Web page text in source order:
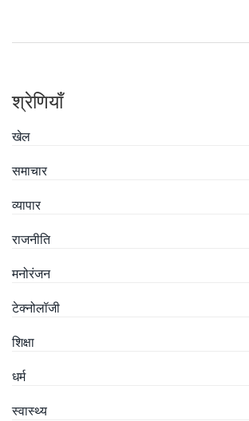
श्रेणियाँ
खेल
समाचार
व्यापार
राजनीति
मनोरंजन
टेक्नोलॉजी
शिक्षा
धर्म
स्वास्थ्य